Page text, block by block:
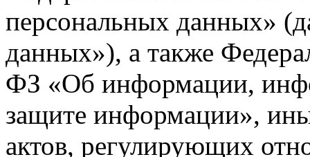
персональных данных»
данных»), а также
ФЗ «Об информации,
защите информации»,
актов, регулирующих